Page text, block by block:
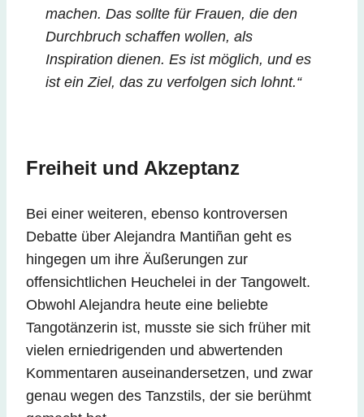
machen. Das sollte für Frauen, die den
Durchbruch schaffen wollen, als
Inspiration dienen. Es ist möglich, und es
ist ein Ziel, das zu verfolgen sich lohnt.“
Freiheit und Akzeptanz
Bei einer weiteren, ebenso kontroversen
Debatte über Alejandra Mantiñan geht es
hingegen um ihre Äußerungen zur
offensichtlichen Heuchelei in der Tangowelt.
Obwohl Alejandra heute eine beliebte
Tangotänzerin ist, musste sie sich früher mit
vielen erniedrigenden und abwertenden
Kommentaren auseinandersetzen, und zwar
genau wegen des Tanzstils, der sie berühmt